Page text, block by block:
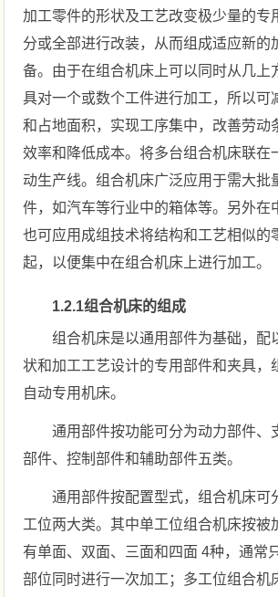
加工零件的形状及工艺改变极少量的专
分或全部进行改装，从而组成适应新的
备。由于在组合机床上可以同时从几上
具对一个或数个工件进行加工，所以可
和占地面积，实现工序集中，改善劳动
效率和降低成本。将多台组合机床联在
动生产线。组合机床广泛应用于需大批
件，如汽车等行业中的箱体等。另外在
也可应用成组技术将结构和工艺相似的
起，以便集中在组合机床上进行加工。
1.2.1组合机床的组成
组合机床是以通用部件为基础，配
状和加工工艺设计的专用部件和夹具，
自动专用机床。
通用部件按功能可分为动力部件、
部件、控制部件和辅助部件五类。
通用部件按配置型式，组合机床可
工位两大类。其中单工位组合机床按被
有单面、双面、三面和四面 4种，通常
部位同时进行一次加工；多工位组合机